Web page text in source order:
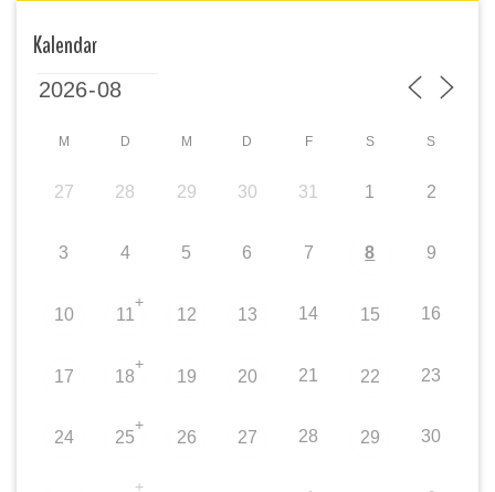
Kalendar
M D M D F S S
27 28 29 30 31 1 2
3 4 5 6 7 8 9
10 11
+
12 13 14 15 16
17 18
+
19 20 21 22 23
24 25
+
26 27 28 29 30
+